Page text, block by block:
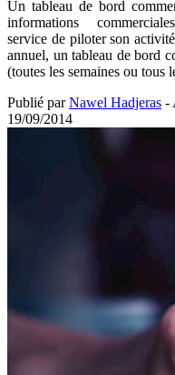
Un tableau de bord
informations
service de piloter son
annuel, un tableau de bord
(toutes les semaines ou tous
Publié parNawel Hadjeras -
19/09/2014